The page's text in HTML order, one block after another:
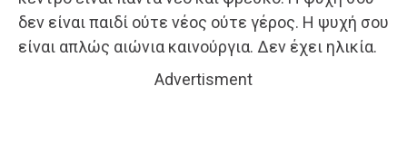
δεν είναι παιδί ούτε νέος ούτε γέρος. Η ψυχή σου
είναι απλώς αιώνια καινούργια. Δεν έχει ηλικία.
Advertisment